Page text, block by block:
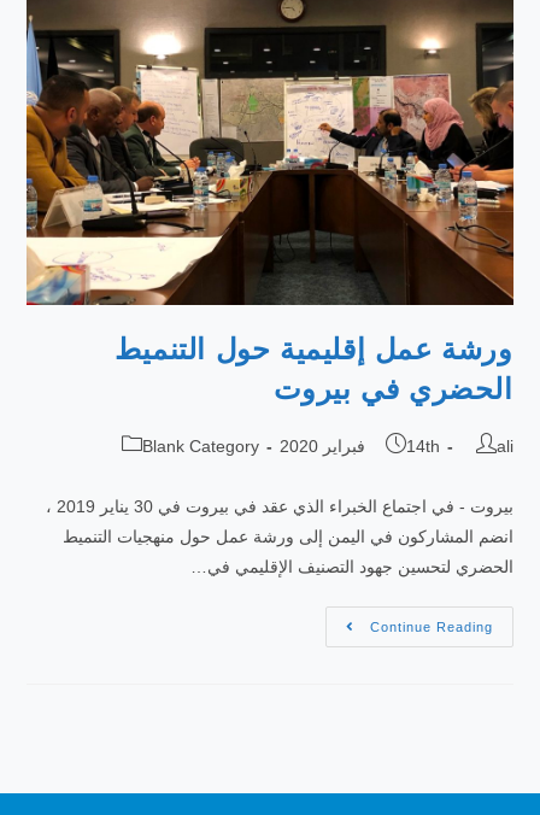
ورشة عمل إقليمية حول التنميط
الحضري في بيروت
ali 14th فبراير 2020 Blank Category
بيروت - في اجتماع الخبراء الذي عقد في بيروت في 30 يناير 2019 ،
انضم المشاركون في اليمن إلى ورشة عمل حول منهجيات التنميط
الحضري لتحسين جهود التصنيف الإقليمي في…
Continue Reading